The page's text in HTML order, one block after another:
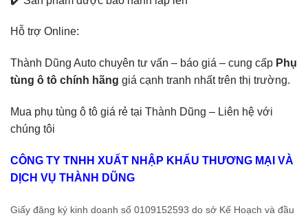
Hỗ trợ Online:
Thành Dũng Auto chuyên tư vấn – báo giá – cung cấp Phụ
tùng ô tô chính hãng giá cạnh tranh nhất trên thị trường.
Mua phụ tùng ô tô giá rẻ tại Thành Dũng – Liên hệ với
chúng tôi
CÔNG TY TNHH XUẤT NHẬP KHẨU THƯƠNG MẠI VÀ
DỊCH VỤ THÀNH DŨNG
Giấy đăng ký kinh doanh số 0109152593 do sở Kế Hoạch và đầu